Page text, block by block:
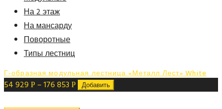
На 2 этаж
На мансарду
Поворотные
Типы лестниц
Г-образная модульная лестница «Металл Лест» White
54 929 Р –176 853 Р Добавить